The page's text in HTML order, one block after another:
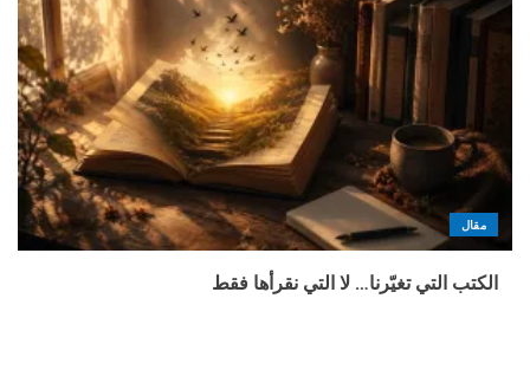
مقال
الكتب التي تغيّرنا… لا التي نقرأها فقط